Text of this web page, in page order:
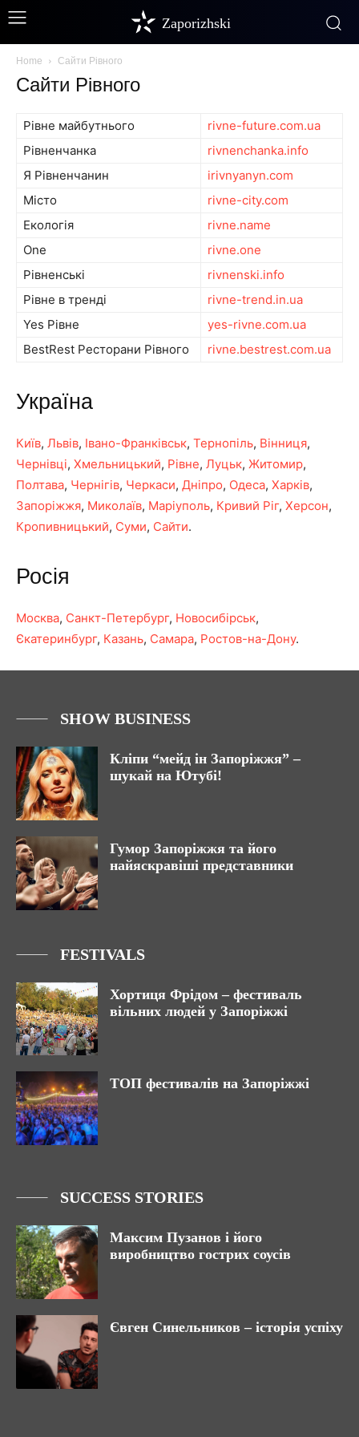
Zaporizhski
Home Сайти Рівного
Сайти Рівного
Рівне майбутнього
rivne-future.com.ua
Рівненчанка
rivnenchanka.info
Я Рівненчанин
irivnyanyn.com
Місто
rivne-city.com
Екологія
rivne.name
One
rivne.one
Рівненські
rivnenski.info
Рівне в тренді
rivne-trend.in.ua
Yes Рівне
yes-rivne.com.ua
BestRest Ресторани Рівного
rivne.bestrest.com.ua
Україна
Київ, Львів, Івано-Франківськ, Тернопіль, Вінниця,
Чернівці, Хмельницький, Рівне, Луцьк, Житомир,
Полтава, Чернігів, Черкаси, Дніпро, Одеса, Харків,
Запоріжжя, Миколаїв, Маріуполь, Кривий Ріг, Херсон,
Кропивницький, Суми, Сайти.
Росія
Москва, Санкт-Петербург, Новосибірськ,
Єкатеринбург, Казань, Самара, Ростов-на-Дону.
SHOW BUSINESS
Кліпи “мейд ін Запоріжжя” –
шукай на Ютубі!
Гумор Запоріжжя та його
найяскравіші представники
FESTIVALS
Хортиця Фрідом – фестиваль
вільних людей у Запоріжжі
ТОП фестивалів на Запоріжжі
SUCCESS STORIES
Максим Пузанов і його
виробництво гострих соусів
Євген Синельников – історія успіху